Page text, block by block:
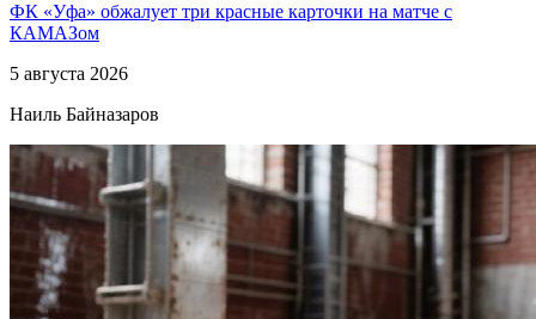
ФК «Уфа» обжалует три красные карточки на матче с
КАМАЗом
5 августа 2026
Наиль Байназаров